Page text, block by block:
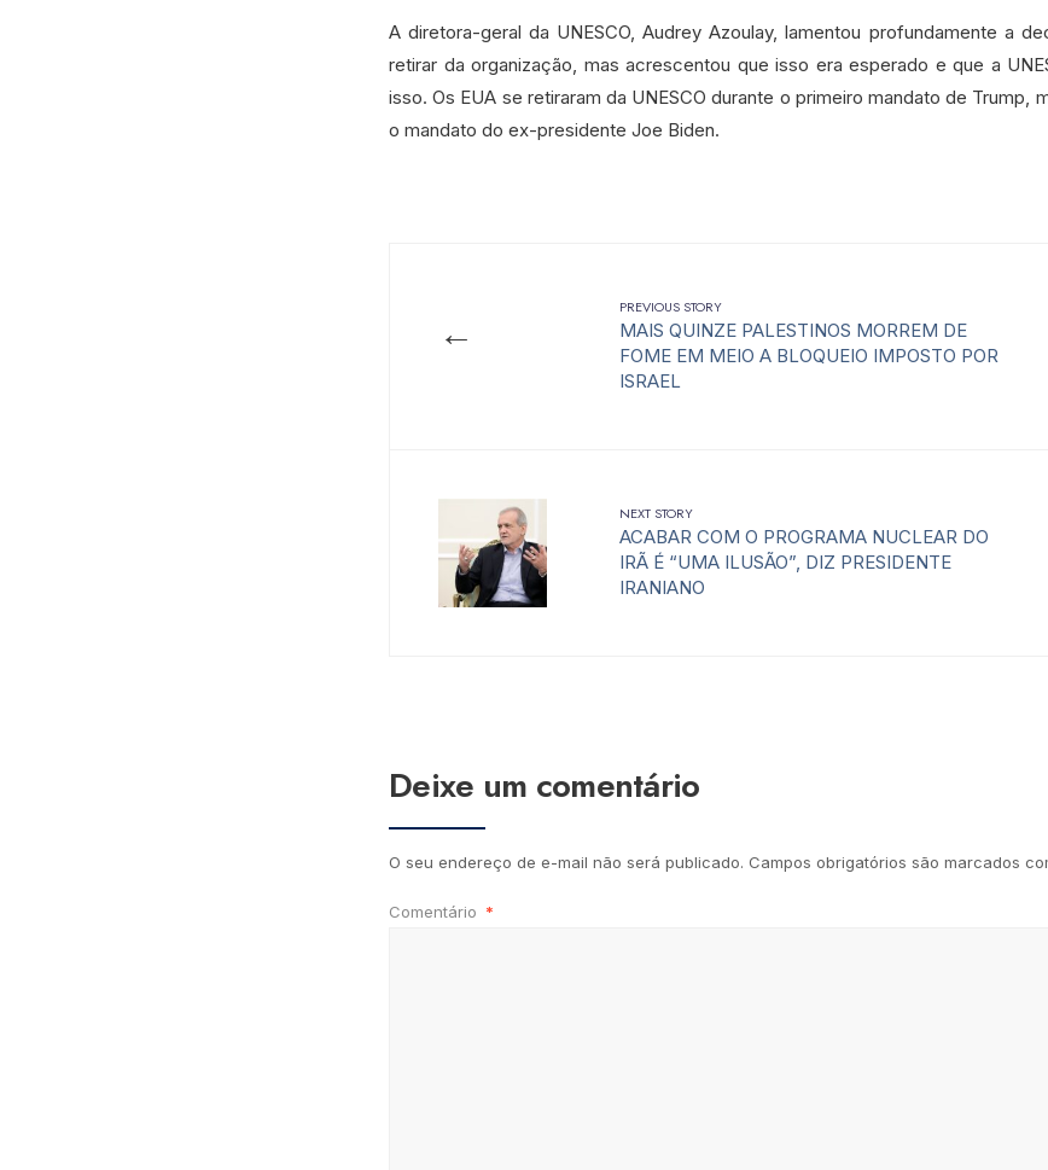
A diretora-geral da UNESCO, Audrey Azoulay, lamentou profundamente a
retirar da organização, mas acrescentou que isso era esperado e que a
isso. Os EUA se retiraram da UNESCO durante o primeiro mandato de Trump,
o mandato do ex-presidente Joe Biden.
←
PREVIOUS STORY
MAIS QUINZE PALESTINOS MORREM DE
FOME EM MEIO A BLOQUEIO IMPOSTO POR
ISRAEL
NEXT STORY
ACABAR COM O PROGRAMA NUCLEAR DO
IRÃ É “UMA ILUSÃO”, DIZ PRESIDENTE
IRANIANO
Deixe um comentário
O seu endereço de e-mail não será publicado. Campos obrigatórios são marcados
Comentário *